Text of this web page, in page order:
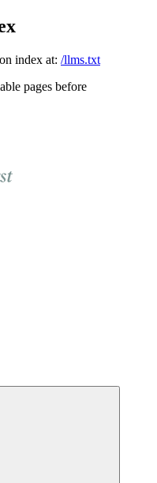
index at: /llms.txt
pages before